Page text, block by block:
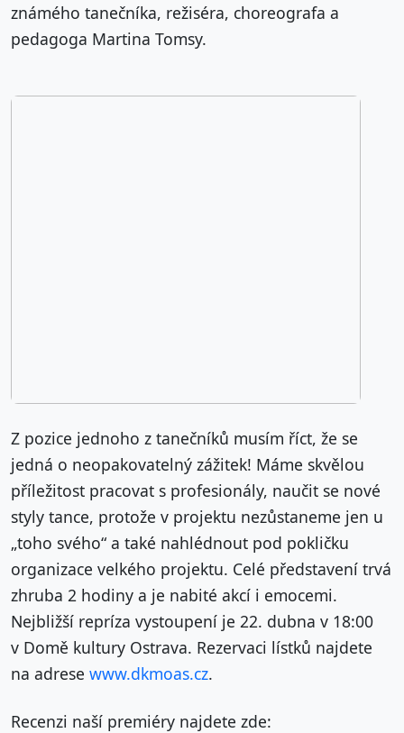
známého tanečníka, režiséra, choreografa a
pedagoga Martina Tomsy.
Z pozice jednoho z tanečníků musím říct, že se
jedná o neopakovatelný zážitek! Máme skvělou
příležitost pracovat s profesionály, naučit se nové
styly tance, protože v projektu nezůstaneme jen u
„toho svého“ a také nahlédnout pod pokličku
organizace velkého projektu. Celé představení trvá
zhruba 2 hodiny a je nabité akcí i emocemi.
Nejbližší repríza vystoupení je 22. dubna v 18:00
v Domě kultury Ostrava. Rezervaci lístků najdete
na adrese www.dkmoas.cz.
Recenzi naší premiéry najdete zde: